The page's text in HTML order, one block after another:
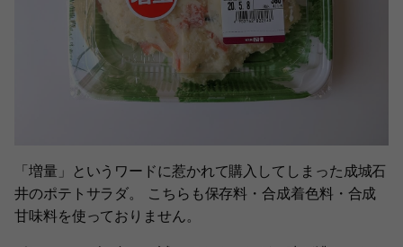
「増量」というワードに惹かれて購入してしまった成城石
井のポテトサラダ。 こちらも保存料・合成着色料・合成
甘味料を使っておりません。